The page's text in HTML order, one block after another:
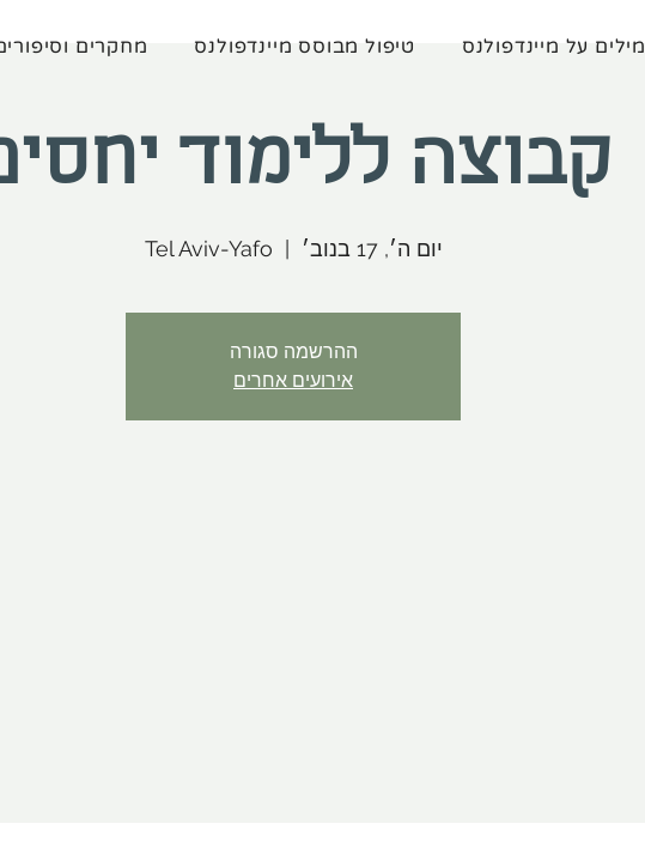
מילים על מיינדפולנס טיפול מבוסס מיינדפולנס מחקרים
קבוצה ללימוד
יום ה׳, 17 בנוב׳ Tel Aviv-Yafo
ההרשמה סגורה
אירועים אחרים